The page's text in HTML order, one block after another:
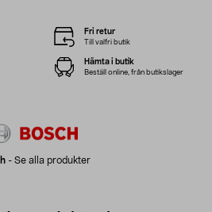
- Se alla produkter
Fri retur
Till valfri butik
Hämta i butik
Beställ online, från butikslager